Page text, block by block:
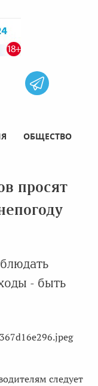
ОБЩЕСТВО
просят
- быть
следует